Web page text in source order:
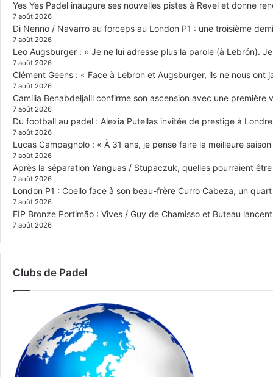
Yes Yes Padel inaugure ses nouvelles pistes à Revel et donne
7 août 2026
Di Nenno / Navarro au forceps au London P1 : une troisième
7 août 2026
Leo Augsburger : « Je ne lui adresse plus la parole (à Lebrón).
7 août 2026
Clément Geens : « Face à Lebron et Augsburger, ils ne nous ont
7 août 2026
Camilia Benabdeljalil confirme son ascension avec une première
7 août 2026
Du football au padel : Alexia Putellas invitée de prestige à
7 août 2026
Lucas Campagnolo : « À 31 ans, je pense faire la meilleure
7 août 2026
Après la séparation Yanguas / Stupaczuk, quelles pourraient
7 août 2026
London P1 : Coello face à son beau-frère Curro Cabeza, un
7 août 2026
FIP Bronze Portimão : Vives / Guy de Chamisso et Buteau
7 août 2026
Clubs de Padel